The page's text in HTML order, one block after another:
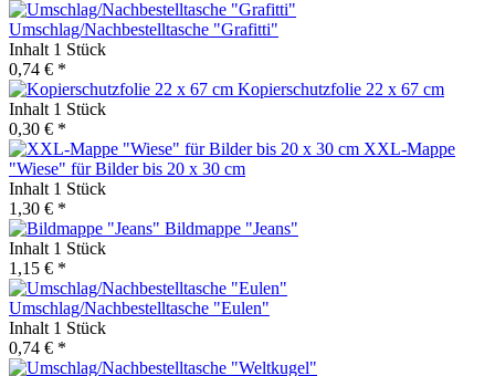
Umschlag/Nachbestelltasche "Grafitti"
Inhalt 1 Stück
0,74 € *
Kopierschutzfolie 22 x 67 cm
Inhalt 1 Stück
0,30 € *
XXL-Mappe
"Wiese" für Bilder bis 20 x 30 cm
Inhalt 1 Stück
1,30 € *
Bildmappe "Jeans"
Inhalt 1 Stück
1,15 € *
Umschlag/Nachbestelltasche "Eulen"
Inhalt 1 Stück
0,74 € *